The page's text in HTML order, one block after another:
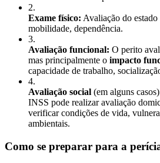
2.
Exame físico: Avaliação do
mobilidade, dependência.
3.
Avaliação funcional: O perito
mas principalmente o impacto
capacidade de trabalho,
4.
Avaliação social (em alguns
INSS pode realizar avaliação
verificar condições de vida,
ambientais.
Como se preparar para a